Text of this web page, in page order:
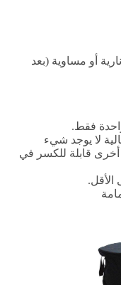
تحمل أقصى 82-2 قنبلة نارية أو مساوية (بعد
فقط.
أخرى قابلة للكسر في